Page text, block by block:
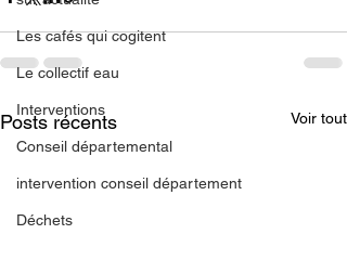
Les cafés qui cogitent
Le collectif eau
Interventions
Conseil départemental
intervention conseil département
Déchets
Posts récents Voir tout